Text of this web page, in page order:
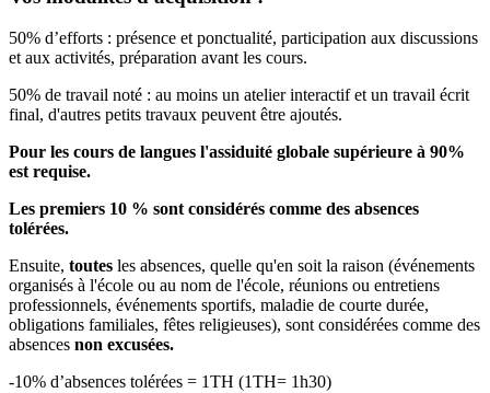
50% d’efforts : présence et ponctualité, participation aux discussions
et aux activités, préparation avant les cours.
50% de travail noté : au moins un atelier interactif et un travail écrit
final, d'autres petits travaux peuvent être ajoutés.
Pour les cours de langues l'assiduité globale supérieure à 90%
est requise.
Les premiers 10 % sont considérés comme des absences
tolérées.
Ensuite, toutes les absences, quelle qu'en soit la raison (événements
organisés à l'école ou au nom de l'école, réunions ou entretiens
professionnels, événements sportifs, maladie de courte durée,
obligations familiales, fêtes religieuses), sont considérées comme des
absences non excusées.
-10% d’absences tolérées = 1TH (1TH= 1h30)